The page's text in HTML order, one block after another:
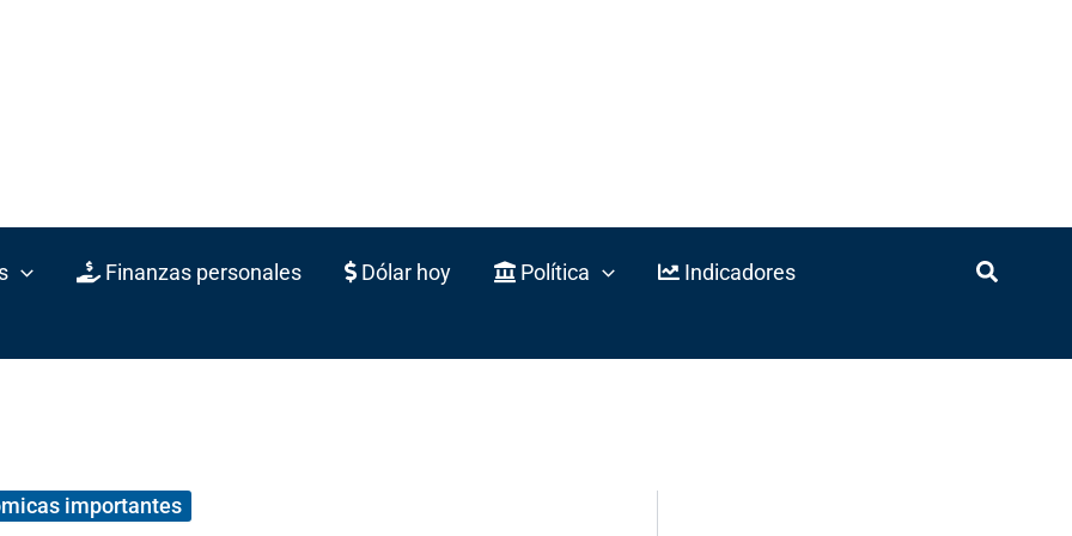
Finanzas personales Dólar hoy Política Indicadores
importantes